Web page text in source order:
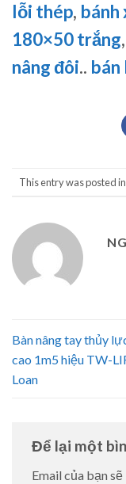
lỗi thép, bánh
180×50 trắng,
nâng đôi.. bán
This entry was posted in
Bàn nâng tay thủy
cao 1m5 hiệu TW-
Loan
Để lại một
Email của bạn